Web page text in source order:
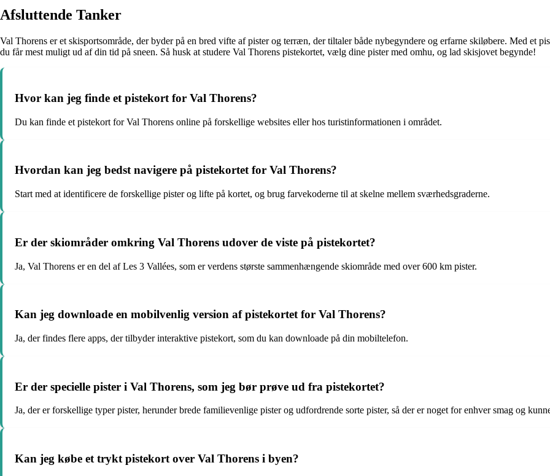
Afsluttende Tanker
Val Thorens er et skisportsområde, der byder på en bred vifte af pister og terræn, der tiltaler både nybegyndere og erfarne skiløbere. Med et
du får mest muligt ud af din tid på sneen. Så husk at studere Val Thorens pistekortet, vælg dine pister med omhu, og lad skisjovet begynde!
Hvor kan jeg finde et pistekort for Val Thorens?
Du kan finde et pistekort for Val Thorens online på forskellige websites eller hos turistinformationen i området.
Hvordan kan jeg bedst navigere på pistekortet for Val Thorens?
Start med at identificere de forskellige pister og lifte på kortet, og brug farvekoderne til at skelne mellem sværhedsgraderne.
Er der skiområder omkring Val Thorens udover de viste på pistekortet?
Ja, Val Thorens er en del af Les 3 Vallées, som er verdens største sammenhængende skiområde med over 600 km pister.
Kan jeg downloade en mobilvenlig version af pistekortet for Val Thorens?
Ja, der findes flere apps, der tilbyder interaktive pistekort, som du kan downloade på din mobiltelefon.
Er der specielle pister i Val Thorens, som jeg bør prøve ud fra pistekortet?
Ja, der er forskellige typer pister, herunder brede familievenlige pister og udfordrende sorte pister, så der er noget for enhver smag og
Kan jeg købe et trykt pistekort over Val Thorens i byen?